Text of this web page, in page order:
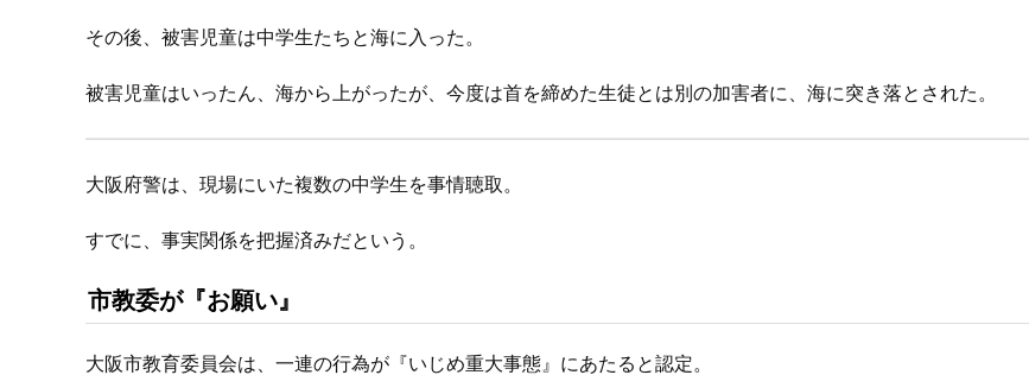
その後、被害児童は中学生たちと海に入った。
被害児童はいったん、海から上がったが、今度は首を締めた生徒とは別の加害者に、海に突き落とされた。
大阪府警は、現場にいた複数の中学生を事情聴取。
すでに、事実関係を把握済みだという。
市教委が『お願い』
大阪市教育委員会は、一連の行為が『いじめ重大事態』にあたると認定。